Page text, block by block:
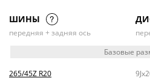
ШИНЫ
передняя + задняя ось
Базовые
265/45Z R20